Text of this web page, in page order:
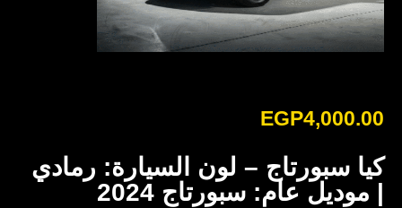
EGP4,000.00
كيا سبورتاج – لون السيارة: رمادي
| موديل عام: سبورتاج 2024